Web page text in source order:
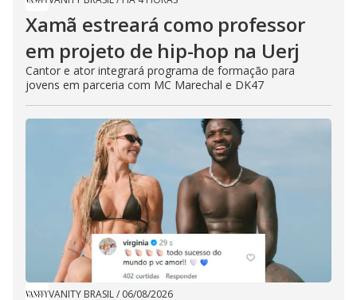
Xamã estreará como professor
em projeto de hip-hop na Uerj
Cantor e ator integrará programa de formação para
jovens em parceria com MC Marechal e DK47
VANITY BRASIL/ 06/08/2026